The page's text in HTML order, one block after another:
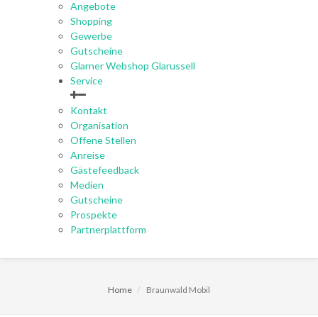
Angebote
Shopping
Gewerbe
Gutscheine
Glarner Webshop Glarussell
Service
Kontakt
Organisation
Offene Stellen
Anreise
Gästefeedback
Medien
Gutscheine
Prospekte
Partnerplattform
Home Braunwald Mobil